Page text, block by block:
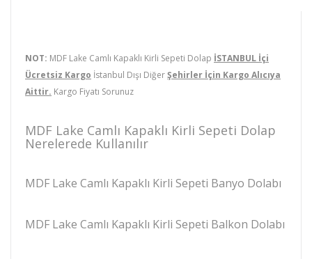
NOT: MDF Lake Camlı Kapaklı Kirli Sepeti Dolap İSTANBUL İçi
Ücretsiz Kargo İstanbul Dışı DiğerŞehirler İçin Kargo Alıcıya
Aittir. Kargo Fiyatı Sorunuz
MDF Lake Camlı Kapaklı Kirli Sepeti Dolap
Nerelerede Kullanılır
MDF Lake Camlı Kapaklı Kirli Sepeti Banyo Dolabı
MDF Lake Camlı Kapaklı Kirli Sepeti Balkon Dolabı